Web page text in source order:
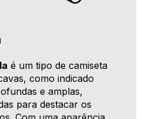
é um tipo de camiseta
como indicado
e amplas,
para destacar os